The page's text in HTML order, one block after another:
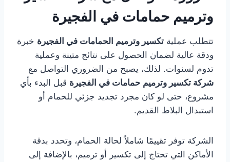
وترميم حمامات في الفجيرة
تتطلب عملية تكسير وترميم الحمامات في الفجيرة خبرة
ودقة عالية لضمان الحصول على نتائج متينة وعملية
تدوم لسنوات. لذلك، يصبح من الضروري التواصل مع
شركة تكسير وترميم حمامات في الفجيرة قبل البدء بأي
مشروع، حتى لو كان مجرد تجديد جزئي للحمام أو
استبدال البلاط القديم.
الشركة توفر تقييمًا شاملاً لحالة الحمام، وتحدد بدقة
الأماكن التي تحتاج إلى تكسير أو ترميم، بالإضافة إلى